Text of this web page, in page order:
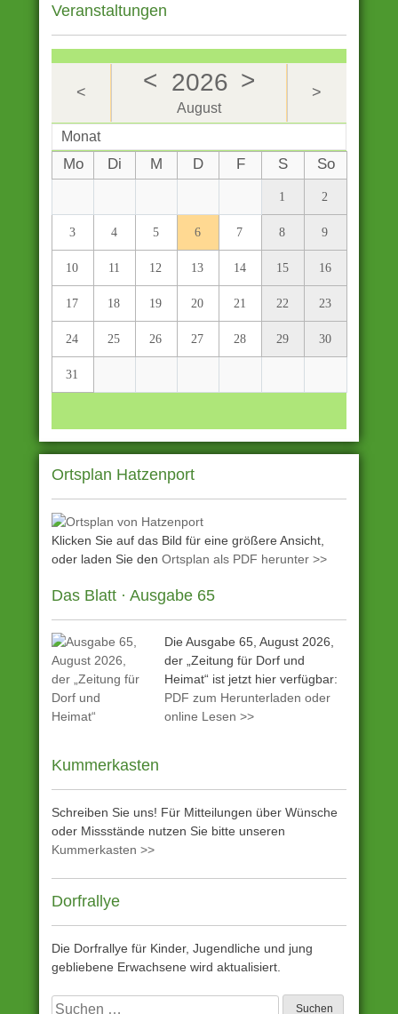
Veranstaltungen
< < 2026 >
August
>
Monat
Mo Di M D F S So
1 2
3 4 5 6 7 8 9
10 11 12 13 14 15 16
17 18 19 20 21 22 23
24 25 26 27 28 29 30
31
Ortsplan Hatzenport
Klicken Sie auf das Bild für eine größere Ansicht,
oder laden Sie den Ortsplan als PDF herunter >>
Das Blatt · Ausgabe 65
Die Ausgabe 65, August 2026,
der „Zeitung für Dorf und
Heimat“ ist jetzt hier verfügbar:
PDF zum Herunterladen oder
online Lesen >>
Kummerkasten
Schreiben Sie uns! Für Mitteilungen über Wünsche
oder Missstände nutzen Sie bitte unseren
Kummerkasten >>
Dorfrallye
Die Dorfrallye für Kinder, Jugendliche und jung
gebliebene Erwachsene wird aktualisiert.
Suchen